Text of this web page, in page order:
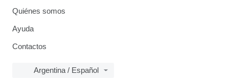
Quiénes somos
Ayuda
Contactos
Argentina / Español